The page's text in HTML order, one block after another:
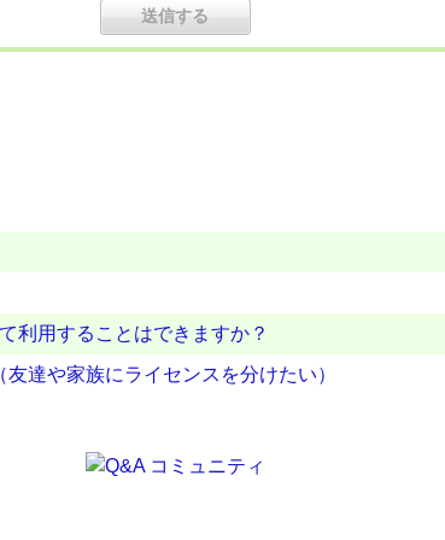
利用することはできますか？
達や家族にライセンスを分けたい）